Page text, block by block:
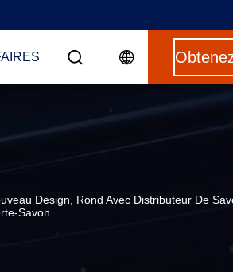
Design, Rond Avec Distributeur De
Savon